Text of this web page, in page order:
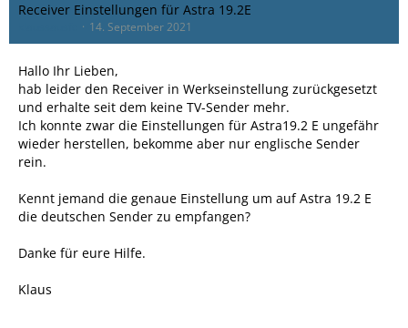
Receiver Einstellungen für Astra 19.2E
14. September 2021
Hallo Ihr Lieben,
hab leider den Receiver in Werkseinstellung zurückgesetzt
und erhalte seit dem keine TV-Sender mehr.
Ich konnte zwar die Einstellungen für Astra19.2 E ungefähr
wieder herstellen, bekomme aber nur englische Sender
rein.
Kennt jemand die genaue Einstellung um auf Astra 19.2 E
die deutschen Sender zu empfangen?
Danke für eure Hilfe.
Klaus